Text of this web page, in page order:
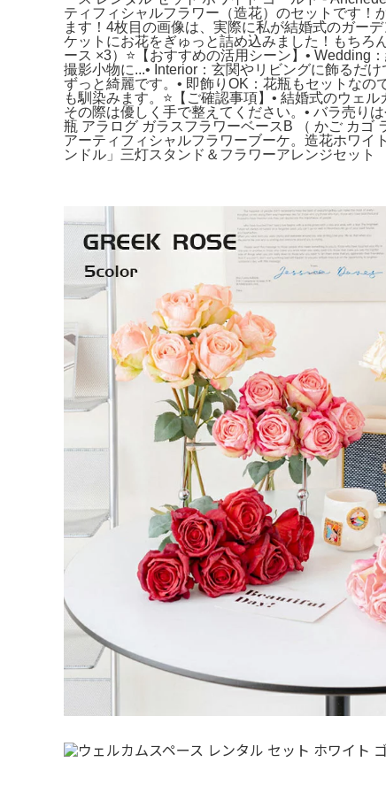
ティフィシャルフラワー（造花）のセットです！
ます！4枚目の画像は、実際に私が結婚式のガー
ケットにお花をぎゅっと詰め込みました！もち
ース ×3）⭐️【おすすめの活用シーン】• Wedding
撮影小物に...• Interior：玄関やリビングに飾るだ
ずっと綺麗です。• 即飾りOK：花瓶もセットな
も馴染みます。⭐️【ご確認事項】• 結婚式のウェ
その際は優しく手で整えてください。• バラ売り
瓶 アラログ ガラスフラワーベースB （ かご カゴ
アーティフィシャルフラワーブーケ。造花ホワイ
ンドル」三灯スタンド＆フラワーアレンジセット